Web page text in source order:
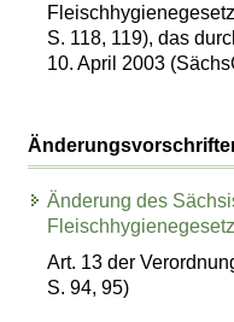
S. 118, 119), das
10. April 2003
Änderung des
Fleischhygienegesetz
Art. 13 der
S. 94, 95)